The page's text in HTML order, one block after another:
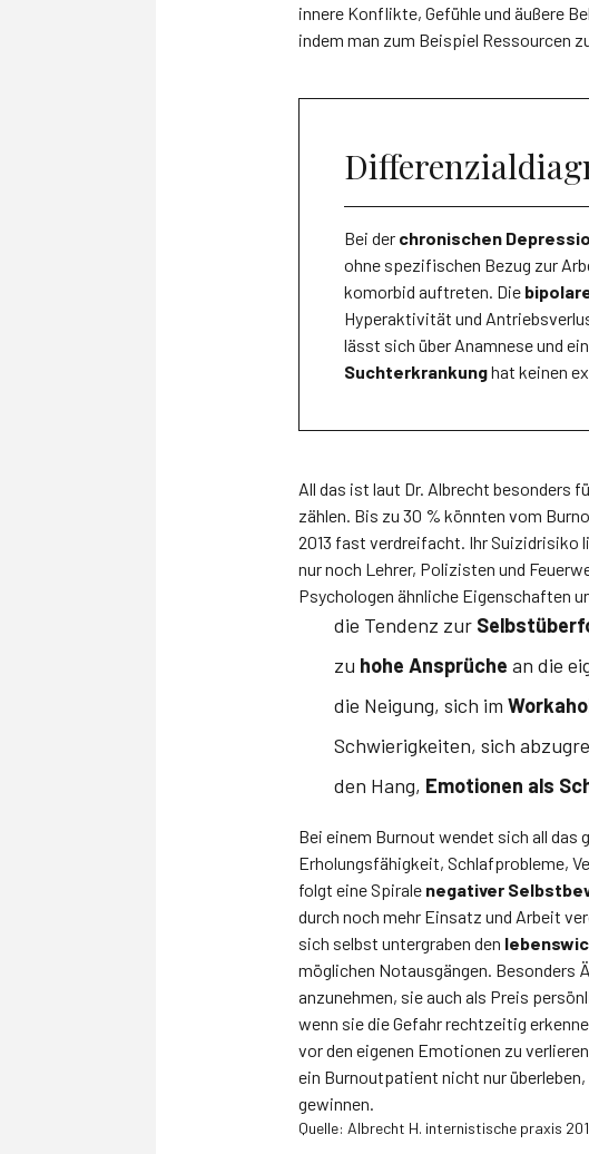
innere Konflikte, Gefühle und äußere
indem man zum Beispiel Ressourcen
Bei der chronischen
ohne spezifischen Bezug zur
komorbid auftreten. Die
Hyperaktivität und
lässt sich über Anamnese und
Suchterkrankunghat keinen
All das ist laut Dr. Albrecht besonders
zählen. Bis zu 30 % könnten vom
2013 fast verdreifacht. Ihr Suizidrisiko
nur noch Lehrer, Polizisten und
Psychologen ähnliche Eigenschaften
die Tendenz zur
zu hohe Ansprüche an die
die Neigung, sich im
Schwierigkeiten, sich
den Hang, Emotionen als
Bei einem Burnout wendet sich all
Erholungsfähigkeit, Schlafprobleme,
folgt eine Spirale negativer
durch noch mehr Einsatz und Arbeit
sich selbst untergraben den
möglichen Notausgängen. Besonders
anzunehmen, sie auch als Preis
wenn sie die Gefahr rechtzeitig
vor den eigenen Emotionen zu
ein Burnoutpatient nicht nur
gewinnen.
Quelle: Albrecht H. internistische praxis